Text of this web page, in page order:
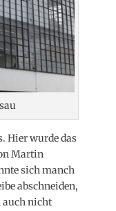
Hier wurde das
Martin
sich manch
abschneiden,
auch nicht